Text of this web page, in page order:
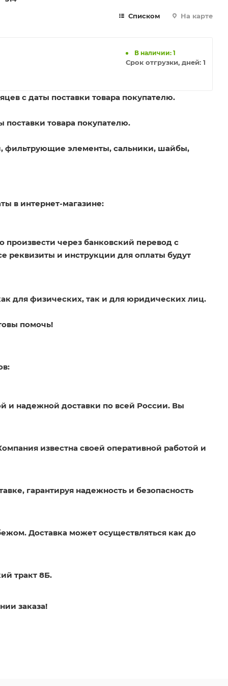
Списком На карте
В наличии: 1
Срок отгрузки, дней: 1
с даты поставки товара покупателю.
поставки товара покупателю.
фильтрующие элементы, сальники, шайбы,
в интернет-магазине:
произвести через банковский перевод с
реквизиты и инструкции для оплаты будут
для физических, так и для юридических лиц.
помочь!
и надежной доставки по всей России. Вы
известна своей оперативной работой и
гарантируя надежность и безопасность
Доставка может осуществляться как до
тракт 8Б.
заказа!